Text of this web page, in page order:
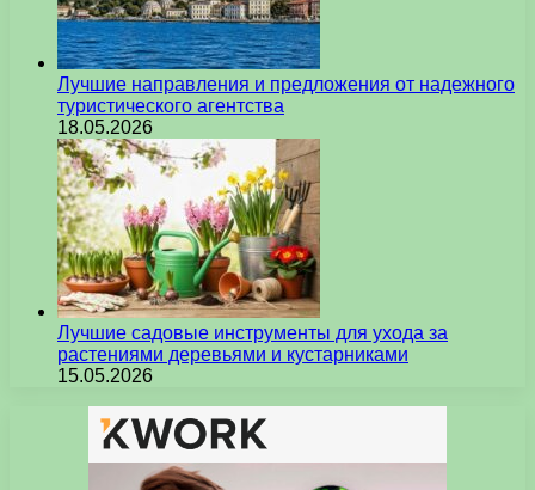
Лучшие направления и предложения от надежного
туристического агентства
18.05.2026
Лучшие садовые инструменты для ухода за
растениями деревьями и кустарниками
15.05.2026